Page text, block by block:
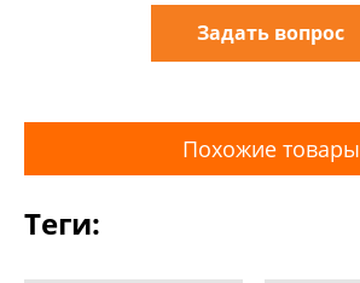
Задать вопрос
Похожие товары
Теги: